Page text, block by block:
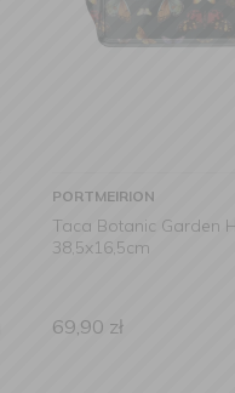
PORTMEIRION
Taca Botanic Garden
38,5x16,5cm
69,90 zł